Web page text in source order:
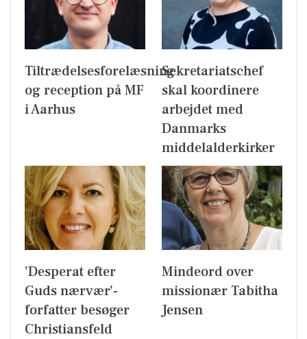
Tiltrædelsesforelæsning
og reception på MF
i Aarhus
Sekretariatschef
skal koordinere
arbejdet med
Danmarks
middelalderkirker
’Desperat efter
Guds nærvær’-
forfatter besøger
Christiansfeld
Mindeord over
missionær Tabitha
Jensen